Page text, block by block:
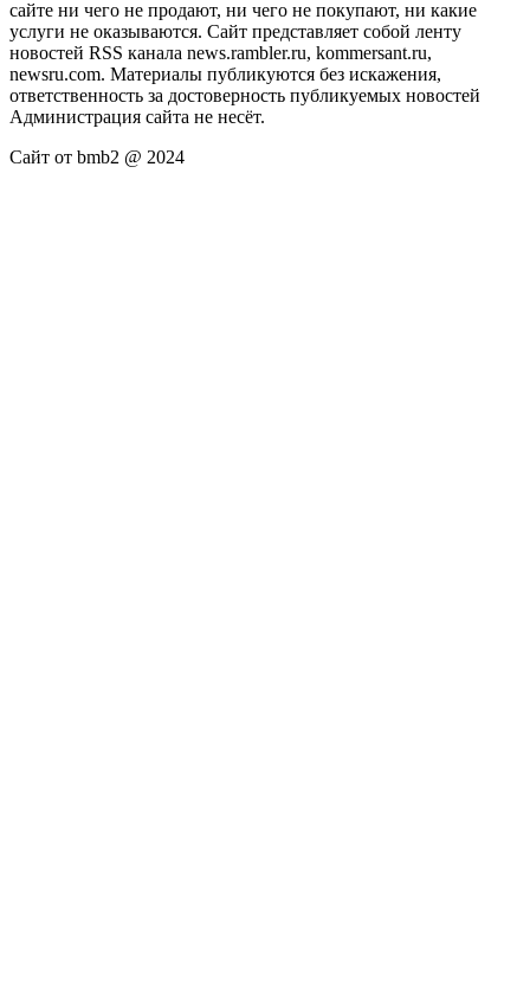
сайте ни чего не продают, ни чего не покупают, ни какие
услуги не оказываются. Сайт представляет собой ленту
новостей RSS канала news.rambler.ru, kommersant.ru,
newsru.com. Материалы публикуются без искажения,
ответственность за достоверность публикуемых новостей
Администрация сайта не несёт.
Сайт от bmb2 @ 2024